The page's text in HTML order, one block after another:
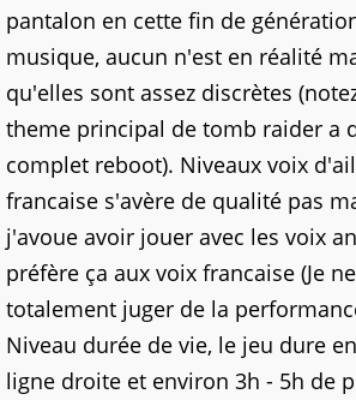
pantalon en cette fin de
musique, aucun n'est en réalité
qu'elles sont assez discrètes
theme principal de tomb raider a
complet reboot). Niveaux voix
francaise s'avère de qualité pas
j'avoue avoir jouer avec les voix
préfère ça aux voix francaise (Je
totalement juger de la
Niveau durée de vie, le jeu dure
ligne droite et environ 3h - 5h de